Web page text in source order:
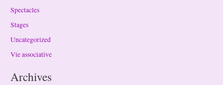
Spectacles
Stages
Uncategorized
Vie associative
Archives